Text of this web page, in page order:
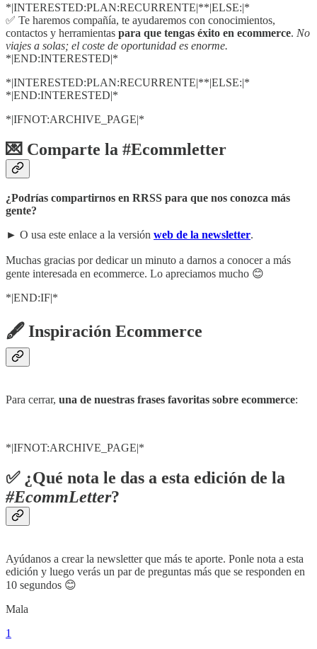
*|INTERESTED:PLAN:RECURRENTE|**|ELSE:|*
✅ Te haremos compañía, te ayudaremos con conocimientos,
contactos y herramientas para que tengas éxito en ecommerce. No
viajes a solas; el coste de oportunidad es enorme.
*|END:INTERESTED|*
*|INTERESTED:PLAN:RECURRENTE|**|ELSE:|*
*|END:INTERESTED|*
*|IFNOT:ARCHIVE_PAGE|*
💌 Comparte la #Ecommletter
¿Podrías compartirnos en RRSS para que nos conozca más
gente?
► O usa este enlace a la versión web de la newsletter.
Muchas gracias por dedicar un minuto a darnos a conocer a más
gente interesada en ecommerce. Lo apreciamos mucho 😊
*|END:IF|*
🖋 Inspiración Ecommerce
Para cerrar, una de nuestras frases favoritas sobre ecommerce:
*|IFNOT:ARCHIVE_PAGE|*
✅ ¿Qué nota le das a esta edición de la
#EcommLetter?
Ayúdanos a crear la newsletter que más te aporte. Ponle nota a esta
edición y luego verás un par de preguntas más que se responden en
10 segundos 😊
Mala
1